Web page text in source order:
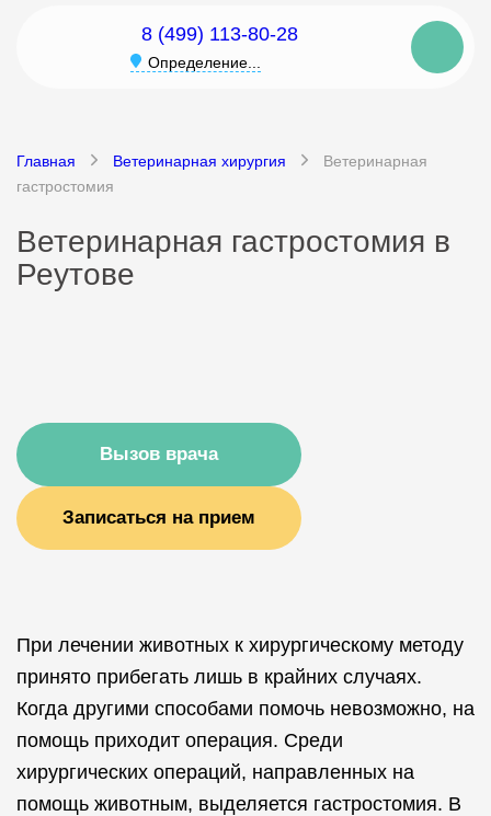
8 (499) 113-80-28
Определение...
Главная Ветеринарная хирургия
Ветеринарная
гастростомия
Ветеринарная гастростомия в
Реутове
Вызов врача
Записаться на прием
При лечении животных к хирургическому методу
принято прибегать лишь в крайних случаях.
Когда другими способами помочь невозможно, на
помощь приходит операция. Среди
хирургических операций, направленных на
помощь животным, выделяется гастростомия. В